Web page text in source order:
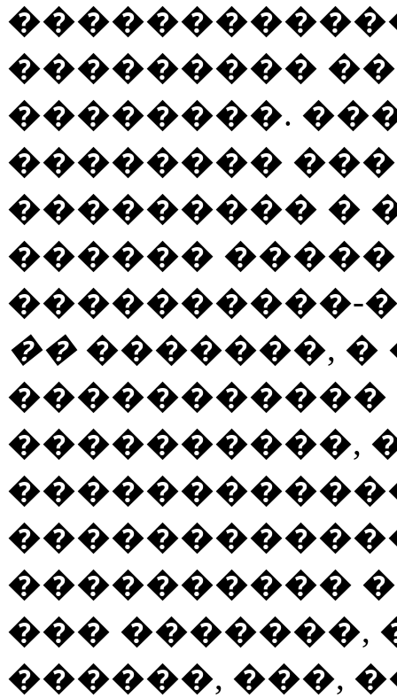
���������
��������.
��������
��������� �
������
����������-
���������, �
�����������
����������,
����������
��� �������,
������, ���,